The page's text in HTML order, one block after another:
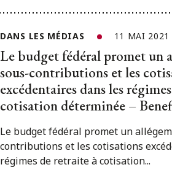
DANS LES MÉDIAS 11 MAI 2021
Le budget fédéral promet un
sous-contributions et les
excédentaires dans les
cotisation déterminée –
Le budget fédéral promet un
contributions et les cotisations
régimes de retraite à cotisation...